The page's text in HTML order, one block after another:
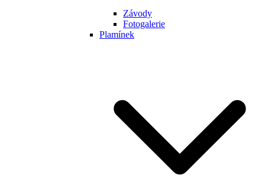
Závody
Fotogalerie
Plamínek